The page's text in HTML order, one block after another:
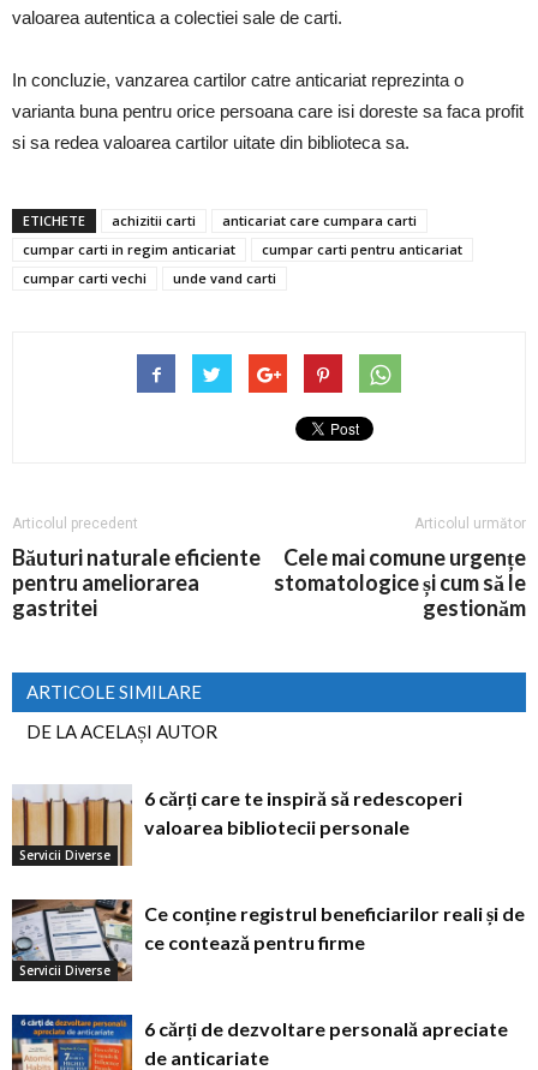
valoarea autentica a colectiei sale de carti.
In concluzie, vanzarea cartilor catre anticariat reprezinta o
varianta buna pentru orice persoana care isi doreste sa faca profit
si sa redea valoarea cartilor uitate din biblioteca sa.
ETICHETE achizitii carti
anticariat care cumpara carti
cumpar carti in regim anticariat
cumpar carti pentru anticariat
cumpar carti vechi
unde vand carti
Articolul precedent
Băuturi naturale eficiente
pentru ameliorarea
gastritei
Articolul următor
Cele mai comune urgențe
stomatologice și cum să le
gestionăm
ARTICOLE SIMILARE
DE LA ACELAȘI AUTOR
Servicii Diverse
6 cărți care te inspiră să redescoperi
valoarea bibliotecii personale
Servicii Diverse
Ce conține registrul beneficiarilor reali și de
ce contează pentru firme
6 cărți de dezvoltare personală apreciate
de anticariate